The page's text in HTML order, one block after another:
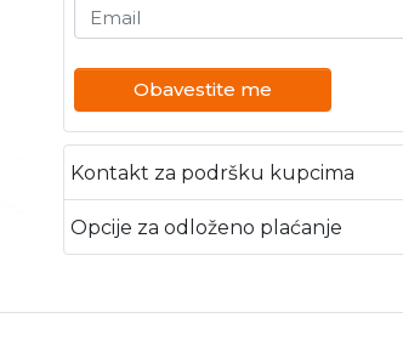
Email
Obavestite me
Kontakt za podršku kupcima
Opcije za odloženo plaćanje